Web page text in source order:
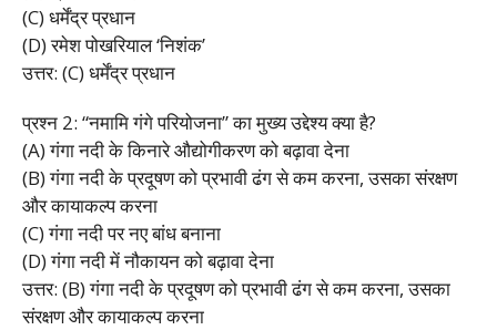
(C) धर्मेंद्र प्रधान
(D) रमेश पोखरियाल ‘निशंक’
उत्तर: (C) धर्मेंद्र प्रधान
प्रश्न 2: “नमामि गंगे परियोजना” का मुख्य उद्देश्य क्या है?
(A) गंगा नदी के किनारे औद्योगीकरण को बढ़ावा देना
(B) गंगा नदी के प्रदूषण को प्रभावी ढंग से कम करना, उसका संरक्षण
और कायाकल्प करना
(C) गंगा नदी पर नए बांध बनाना
(D) गंगा नदी में नौकायन को बढ़ावा देना
उत्तर: (B) गंगा नदी के प्रदूषण को प्रभावी ढंग से कम करना, उसका
संरक्षण और कायाकल्प करना